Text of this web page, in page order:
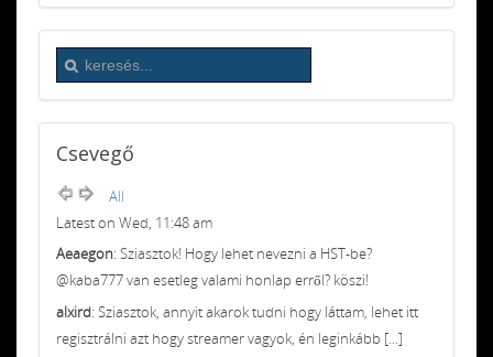
Csevegő
All
Latest on Wed, 11:48 am
Aeaegon: Sziasztok! Hogy lehet nevezni a HST-be?
@kaba777 van esetleg valami honlap erről? köszi!
alxird: Sziasztok, annyit akarok tudni hogy láttam, lehet itt
regisztrálni azt hogy streamer vagyok, én leginkább [...]